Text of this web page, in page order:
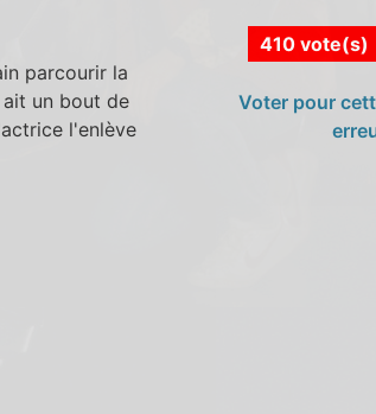
parcourir la
un bout de
l'enlève
410 vote(s)
Voter pour